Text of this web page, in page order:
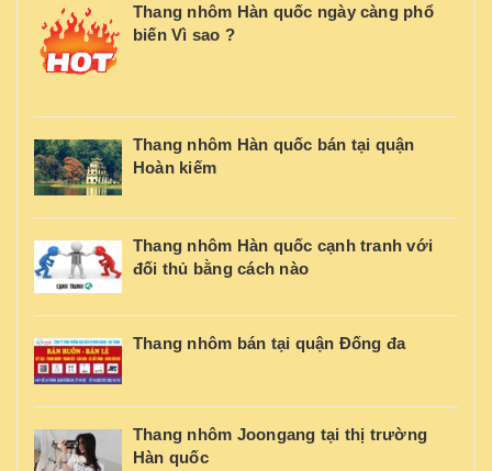
Thang nhôm Hàn quốc ngày càng phổ
biến Vì sao ?
Thang nhôm Hàn quốc bán tại quận
Hoàn kiếm
Thang nhôm Hàn quốc cạnh tranh với
đối thủ bằng cách nào
Thang nhôm bán tại quận Đống đa
Thang nhôm Joongang tại thị trường
Hàn quốc